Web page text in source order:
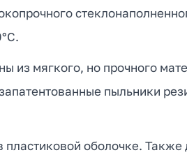
из мягкого, но прочного
пыльники
пластиковой оболочке.